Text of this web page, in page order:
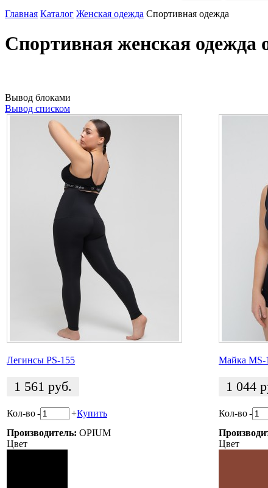
Главная Каталог Женская одежда Спортивная одежда
Спортивная женская одежда
Вывод блоками
Вывод списком
Легинсы PS-155
1 561 руб.
Кол-во- +Купить
Производитель: OPIUM
Цвет
Майка MS-
1 044
Кол-во-
Цвет